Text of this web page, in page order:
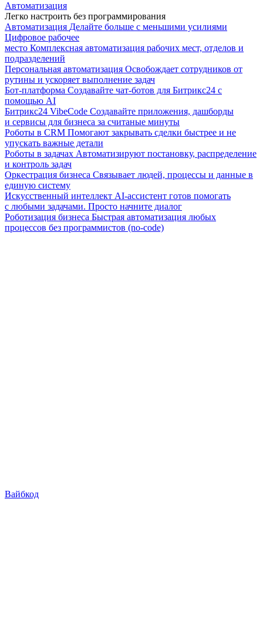
Автоматизация
Легко настроить без программирования
Автоматизация Делайте больше с меньшими усилиями
Цифровое рабочее
место Комплексная автоматизация рабочих мест, отделов и
подразделений
Персональная автоматизация Освобождает сотрудников от
рутины и ускоряет выполнение задач
Бот-платформа Создавайте чат-ботов для Битрикс24 с
помощью AI
Битрикс24 VibeCode Создавайте приложения, дашборды
и сервисы для бизнеса за считаные минуты
Роботы в CRM Помогают закрывать сделки быстрее и не
упускать важные детали
Роботы в задачах Автоматизируют постановку, распределение
и контроль задач
Оркестрация бизнеса Связывает людей, процессы и данные в
единую систему
Искусственный интеллект AI-ассистент готов помогать
с любыми задачами. Просто начните диалог
Роботизация бизнеса Быстрая автоматизация любых
процессов без программистов (no-code)
Вайбкод